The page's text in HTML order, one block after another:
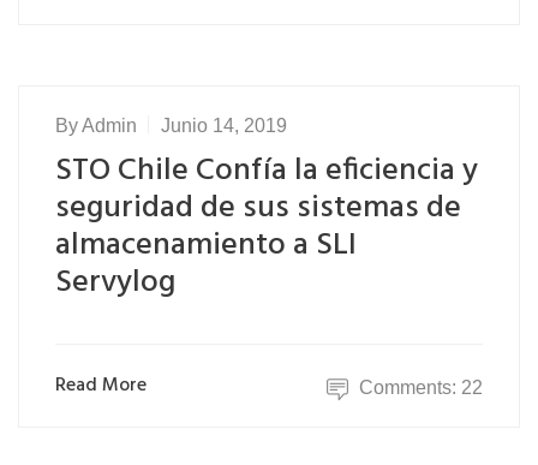
ByAdmin Junio 14, 2019
STO Chile Confía la eficiencia y
seguridad de sus sistemas de
almacenamiento a SLI
Servylog
Read More Comments: 22